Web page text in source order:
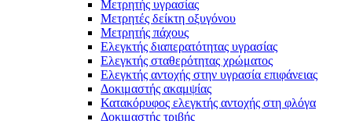
Μετρητής υγρασίας
Μετρητές δείκτη οξυγόνου
Μετρητής πάχους
Ελεγκτής διαπερατότητας υγρασίας
Ελεγκτής σταθερότητας χρώματος
Ελεγκτής αντοχής στην υγρασία επιφάνειας
Δοκιμαστής ακαμψίας
Κατακόρυφος ελεγκτής αντοχής στη φλόγα
Δοκιμαστής τριβής